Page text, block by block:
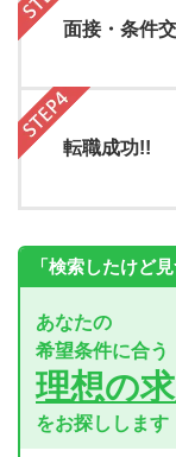
面接・条件
転職成功!!
「検索したけど
あなたの
希望条件に合う
理想の
をお探しします